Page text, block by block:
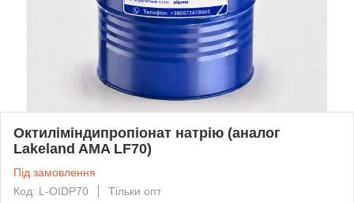
Октиліміндипропіонат натрію (аналог
Lakeland AMA LF70)
Під замовлення
Код: L-OIDP70
Тільки опт